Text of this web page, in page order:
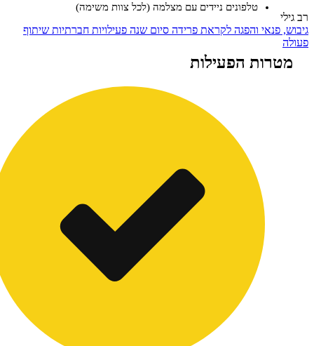
והפגהלקראת פרידהסיום שנהפעילויות חברתיותשיתוף
טלפונים ניידים עם מצלמה (לכל צוות משימה)
הפעילות